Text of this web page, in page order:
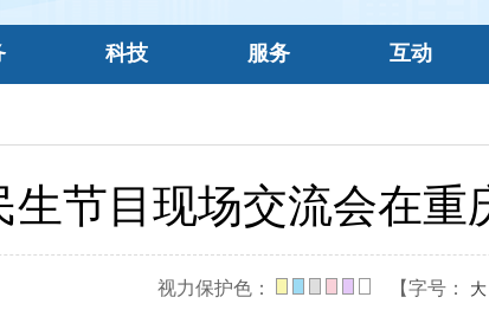
科技 服务 互动
生节目现场交流会在重
视力保护色： 【字号： 大